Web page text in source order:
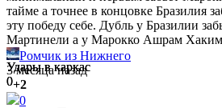
0
Удары в каркас
0
0
Удары в каркас
0
тайме а точнее в концовке Бразилия
эту победу себе. Дубль у Бразилии
Мартинели а у Марокко Ашрам
Ромчик из Нижнего
3 месяца назад
+2
0